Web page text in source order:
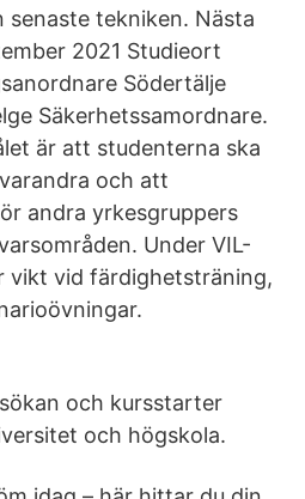
senaste tekniken. Nästa
2021 Studieort
Södertälje
Säkerhetssamordnare.
är att studenterna ska
och att
andra yrkesgruppers
Under VIL-
vikt vid färdighetsträning,
och kursstarter
och högskola.